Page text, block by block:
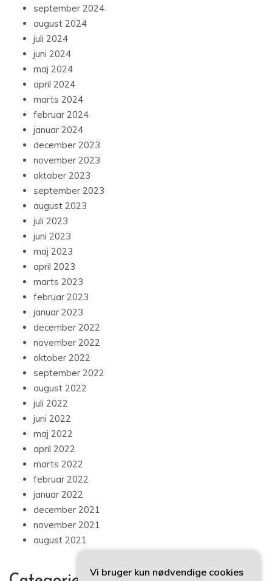
september 2024
august 2024
juli 2024
juni 2024
maj 2024
april 2024
marts 2024
februar 2024
januar 2024
december 2023
november 2023
oktober 2023
september 2023
august 2023
juli 2023
juni 2023
maj 2023
april 2023
marts 2023
februar 2023
januar 2023
december 2022
november 2022
oktober 2022
september 2022
august 2022
juli 2022
juni 2022
maj 2022
april 2022
marts 2022
februar 2022
januar 2022
december 2021
november 2021
august 2021
Vi bruger kun nødvendige cookies